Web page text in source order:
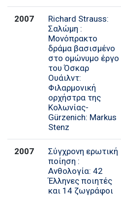
2007
Richard Strauss:
Σαλώμη :
Μονόπρακτο
δράμα βασισμένο
στο ομώνυμο έργο
του Όσκαρ
Ουάιλντ:
Φιλαρμονική
ορχήστρα της
Κολωνίας-
Gürzenich: Markus
Stenz
2007
Σύγχρονη ερωτική
ποίηση :
Ανθολογία: 42
Έλληνες ποιητές
και 14 ζωγράφοι